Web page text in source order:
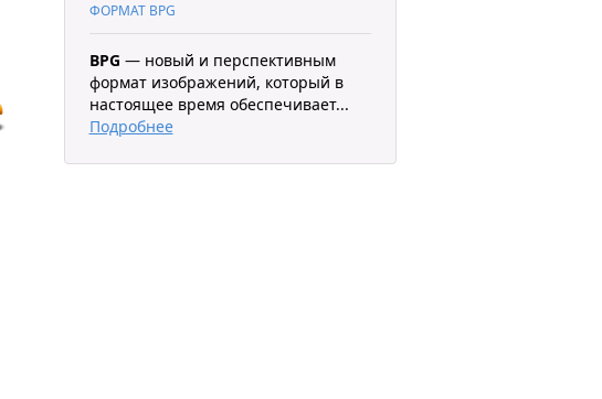
ФОРМАТ BPG
BPG — новый и перспективным
формат изображений, который в
настоящее время обеспечивает...
Подробнее